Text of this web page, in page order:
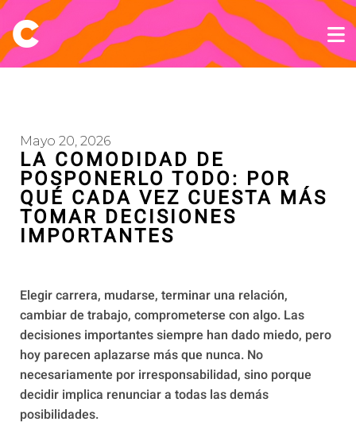
Mayo 20, 2026
LA COMODIDAD DE
POSPONERLO TODO: POR
QUÉ CADA VEZ CUESTA MÁS
TOMAR DECISIONES
IMPORTANTES
Elegir carrera, mudarse, terminar una relación,
cambiar de trabajo, comprometerse con algo. Las
decisiones importantes siempre han dado miedo, pero
hoy parecen aplazarse más que nunca. No
necesariamente por irresponsabilidad, sino porque
decidir implica renunciar a todas las demás
posibilidades.